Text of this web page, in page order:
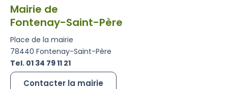
Mairie de
Fontenay-Saint-Père
Place de la mairie
78440 Fontenay-Saint-Père
Tel. 01 34 79 11 21
Contacter la mairie